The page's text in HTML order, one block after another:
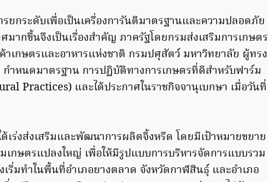
ยกระดับเพื่อเป็นเครื่องการันตีมาตรฐานและความปลอดภัย
มากขึ้นจึงเป็นเรื่องสำคัญ ภาครัฐโดยกรมส่งเสริมการเกษตร
เกษตรและอาหารแห่งชาติ กรมปศุสัตว์ มหาวิทยาลัย ผู้ทรง
ำหนดมาตรฐาน การปฏิบัติทางการเกษตรที่ดีสำหรับฟาร์ม
Practices) และได้ประกาศในราชกิจจานุเบกษา เมื่อวันที่
ด้เร่งส่งเสริมและพัฒนาการผลิตจิ้งหรีด โดยมีเป้าหมายขยาย
กษตรแปลงใหญ่ เพื่อให้มีรูปแบบการบริหารจัดการแบบรวม
ริ่มทำในพื้นที่อำเภอยางตลาด จังหวัดกาฬสินธุ์ และอำเภอ